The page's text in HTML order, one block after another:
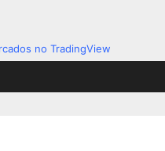
no TradingView